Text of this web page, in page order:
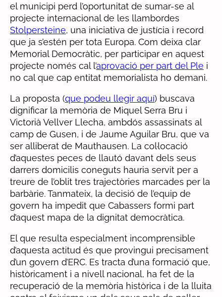
el municipi perd l’oportunitat de sumar-se al
projecte internacional de les llambordes
Stolpersteine, una iniciativa de justícia i record
que ja s’estén per tota Europa. Com deixa clar
Memorial Democràtic, per participar en aquest
projecte només cal l’aprovació per part del Ple i
no cal que cap entitat memorialista ho demani.
La proposta (que podeu llegir aquí) buscava
dignificar la memòria de Miquel Serra Bru i
Victorià Vellver Llecha, ambdós assassinats al
camp de Gusen, i de Jaume Aguilar Bru, que va
ser alliberat de Mauthausen. La col·locació
d’aquestes peces de llautó davant dels seus
darrers domicilis coneguts hauria servit per a
treure de l’oblit tres trajectòries marcades per la
barbàrie. Tanmateix, la decisió de l’equip de
govern ha impedit que Cabassers formi part
d’aquest mapa de la dignitat democràtica.
El que resulta especialment incomprensible
d’aquesta actitud és que provingui precisament
d’un govern d’ERC. Es tracta d’una formació que,
històricament i a nivell nacional, ha fet de la
recuperació de la memòria històrica i de la lluita